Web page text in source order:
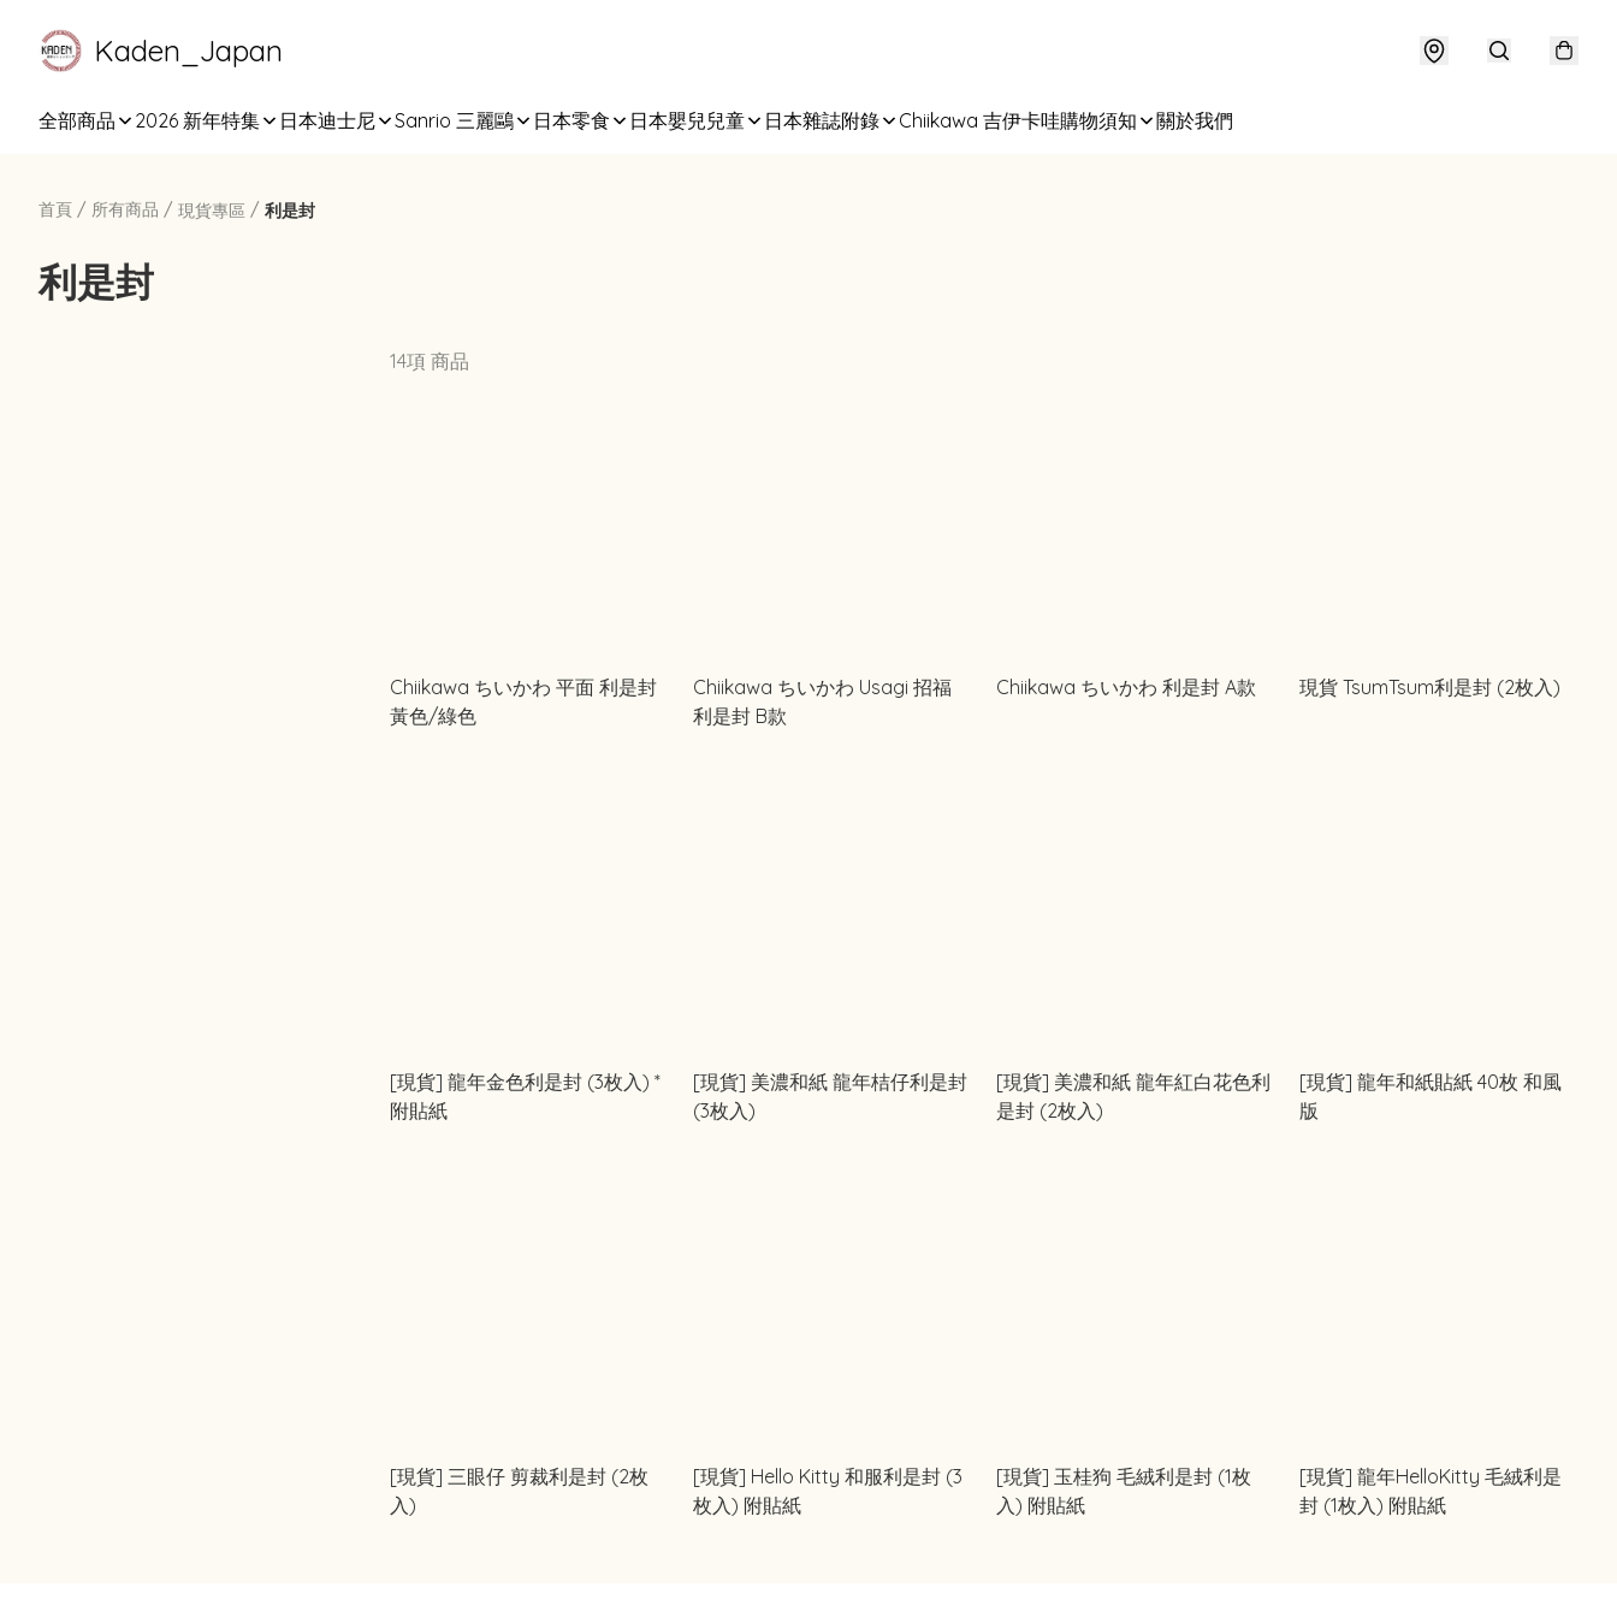
Kaden_Japan
全部商品 2026 新年特集 日本迪士尼 Sanrio 三麗鷗 日本零食 日本嬰兒兒童 日本雜誌附錄 Chiikawa 吉伊卡哇購物須知 關於我們
首頁 / 所有商品 / 現貨專區 / 利是封
利是封
14項 商品
Chiikawa ちいかわ 平面 利是封
黃色/綠色
Chiikawa ちいかわ Usagi 招福
利是封 B款
Chiikawa ちいかわ 利是封 A款 現貨 TsumTsum利是封 (2枚入)
[現貨] 龍年金色利是封 (3枚入) *
附貼紙
[現貨] 美濃和紙 龍年桔仔利是封
(3枚入)
[現貨] 美濃和紙 龍年紅白花色利
是封 (2枚入)
[現貨] 龍年和紙貼紙 40枚 和風
版
[現貨] 三眼仔 剪裁利是封 (2枚
入)
[現貨] Hello Kitty 和服利是封 (3
枚入) 附貼紙
[現貨] 玉桂狗 毛絨利是封 (1枚
入) 附貼紙
[現貨] 龍年HelloKitty 毛絨利是
封 (1枚入) 附貼紙